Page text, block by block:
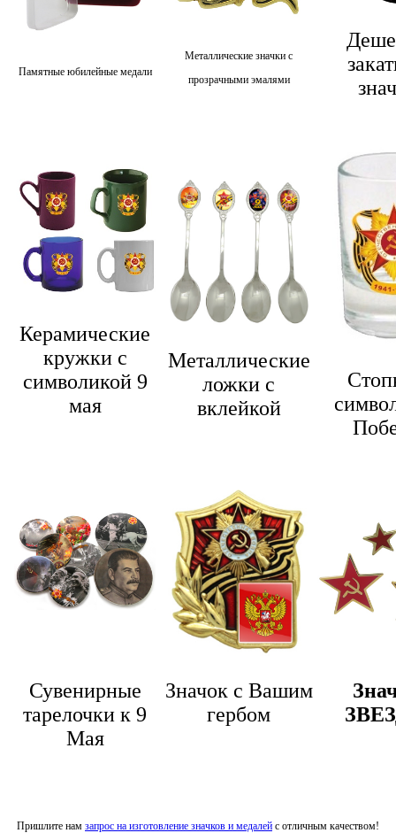
Памятные юбилейные медали
Металлические значки с
прозрачными эмалями
Керамические
кружки с
символикой 9
мая
Металлические
ложки с
вклейкой
Сувенирные
тарелочки к 9
Мая
Значок с Вашим
гербом
Пришлите нам запрос на изготовление значков и медалей с отличным качеством!